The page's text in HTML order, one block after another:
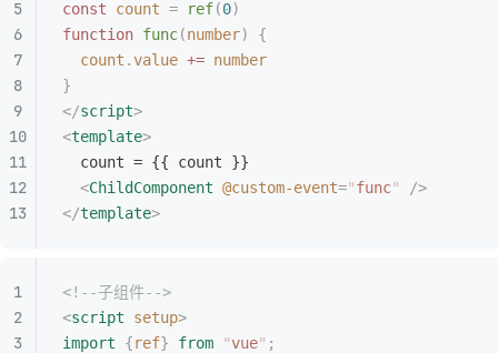
const count = ref(0)
function func(number)
{
  count
.value += number
}
</script>
<template>
  count = {{ count }}
  <
ChildComponent @custom-event="func"
/>
</template>
<!--子组件-->
<script setup>
import {ref} from "vue" ;